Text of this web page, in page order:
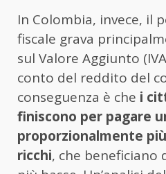
In Colombia, invece, il
fiscale grava
sul Valore Aggiunto
conto del reddito del
conseguenza è che i
finiscono per pagare
proporzionalmente
ricchi, che